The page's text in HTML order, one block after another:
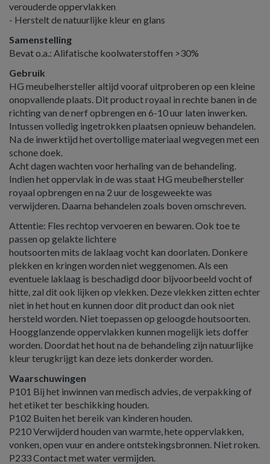
verouderde oppervlakken
- Herstelt de natuurlijke kleur en glans
Samenstelling
Bevat o.a.: Alifatische koolwaterstoffen >30%
Gebruik
HG meubelhersteller altijd vooraf uitproberen op een kleine
onopvallende plaats. Dit product royaal in rechte banen in de
richting van de nerf opbrengen en 6-10 uur laten inwerken.
Intussen volledig ingetrokken plaatsen opnieuw behandelen.
Na de inwerktijd het overtollige materiaal wegvegen met een
schone doek.
Acht dagen wachten voor herhaling van de behandeling.
Indien het oppervlak in de was staat HG meubelhersteller
royaal opbrengen en na 2 uur de losgeweekte was
verwijderen. Daarna behandelen zoals boven omschreven.
Attentie: Fles rechtop vervoeren en bewaren. Ook toe te
passen op gelakte lichtere
houtsoorten mits de laklaag vocht kan doorlaten. Donkere
plekken en kringen worden niet weggenomen. Als een
eventuele laklaag is beschadigd door bijvoorbeeld vocht of
hitte, zal dit ook lijken op vlekken. Deze vlekken zitten echter
niet in het hout en kunnen door dit product dan ook niet
hersteld worden. Niet toepassen op geloogde houtsoorten.
Hoogglanzende oppervlakken kunnen mogelijk iets doffer
worden. Doordat het hout na de behandeling zijn natuurlijke
kleur terugkrijgt kan deze iets donkerder worden.
Waarschuwingen
P101 Bij het inwinnen van medisch advies, de verpakking of
het etiket ter beschikking houden.
P102 Buiten het bereik van kinderen houden.
P210 Verwijderd houden van warmte, hete oppervlakken,
vonken, open vuur en andere ontstekingsbronnen. Niet roken.
P233 Contact met water vermijden.